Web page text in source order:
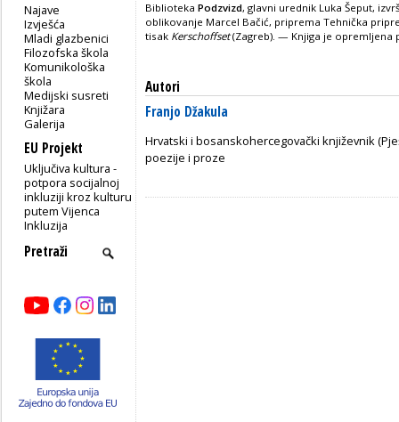
Najave
Izvješća
Mladi glazbenici
Filozofska škola
Komunikološka
škola
Medijski susreti
Knjižara
Galerija
EU Projekt
Uključiva kultura -
potpora socijalnoj
inkluziji kroz kulturu
putem Vijenca
Inkluzija
Biblioteka Podzvizd, glavni urednik Luka Šeput,
oblikovanje Marcel Bačić, priprema Tehnička
tisak Kerschoffset(Zagreb). — Knjiga je opremljena
Autori
Franjo Džakula
Hrvatski i bosanskohercegovački književnik
poezije i proze